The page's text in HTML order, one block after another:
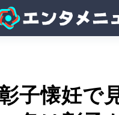
子懐妊で